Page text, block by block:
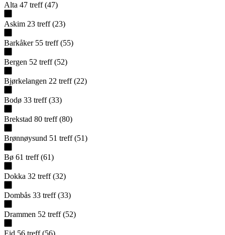
Alta 47 treff (47)
Askim 23 treff (23)
Barkåker 55 treff (55)
Bergen 52 treff (52)
Bjørkelangen 22 treff (22)
Bodø 33 treff (33)
Brekstad 80 treff (80)
Brønnøysund 51 treff (51)
Bø 61 treff (61)
Dokka 32 treff (32)
Dombås 33 treff (33)
Drammen 52 treff (52)